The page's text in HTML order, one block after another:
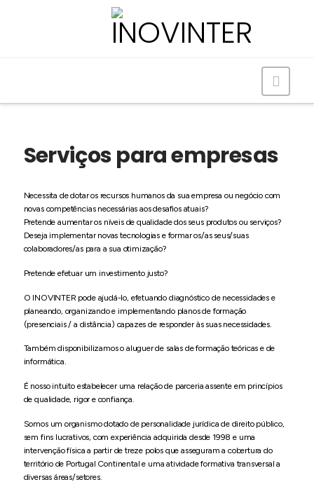
Serviços para empresas
Necessita de dotar os recursos humanos da sua empresa ou negócio com
novas competências necessárias aos desafios atuais?
Pretende aumentar os níveis de qualidade dos seus produtos ou serviços?
Deseja implementar novas tecnologias e formar os/as seus/suas
colaboradores/as para a sua otimização?
Pretende efetuar um investimento justo?
O INOVINTER pode ajudá-lo, efetuando diagnóstico de necessidades e
planeando, organizando e implementando planos de formação
(presenciais / a distância) capazes de responder às suas necessidades.
Também disponibilizamos o aluguer de salas de formação teóricas e de
informática.
É nosso intuito estabelecer uma relação de parceria assente em princípios
de qualidade, rigor e confiança.
Somos um organismo dotado de personalidade jurídica de direito público,
sem fins lucrativos, com experiência adquirida desde 1998 e uma
intervenção física a partir de treze polos que asseguram a cobertura do
território de Portugal Continental e uma atividade formativa transversal a
diversas áreas/setores.